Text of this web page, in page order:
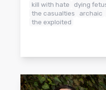
kill with hate dying
the casualties
archaic
the exploited